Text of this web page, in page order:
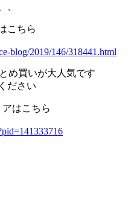
、
こちら
blog/2019/146/318441.html
め買いが大人気です
ださい
はこちら